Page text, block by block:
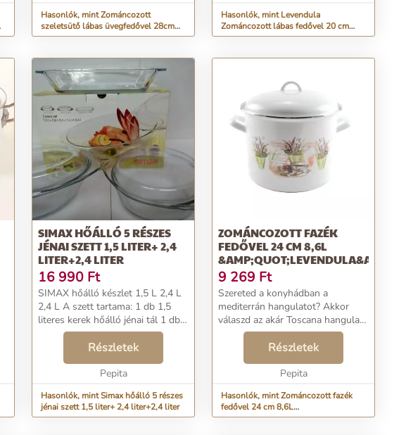
Hasonlók, mint Zománcozott
szeletsütő lábas üvegfedővel 28cm
levendula
Hasonlók, mint Levendula
Zománcozott lábas fedővel 20 cm
3,3L
SIMAX HŐÁLLÓ 5 RÉSZES
JÉNAI SZETT 1,5 LITER+ 2,4
LITER+2,4 LITER
16 990 Ft
SIMAX hőálló készlet 1,5 L 2,4 L
2,4 L A szett tartama: 1 db 1,5
literes kerek hőálló jénai tál 1 db
0,6 literes tetővel 1 db ovális
hőálló jénai tál 1 db 1,2 literes
tetővel 1 db hőálló szögletes ...
Részletek
Pepita
Hasonlók, mint Simax hőálló 5 részes
jénai szett 1,5 liter+ 2,4 liter+2,4 liter
ZOMÁNCOZOTT FAZÉK
FEDŐVEL 24 CM 8,6L
9 269 Ft
Szereted a konyhádban a
mediterrán hangulatot? Akkor
válaszd az akár Toscana hangulatú
edényünket levendulás
motívummal! Anyaga:
zománcozott acél, Mérete: 26,5 cm
külső átmérőjű, 24 cm belső
Részletek
Pepita
Hasonlók, mint Zománcozott fazék
fedővel 24 cm 8,6L
&amp;quot;Levendula&amp;quot;